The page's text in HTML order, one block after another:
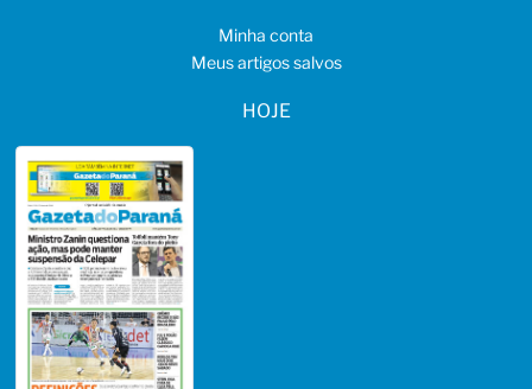
Minha conta
Meus artigos salvos
HOJE